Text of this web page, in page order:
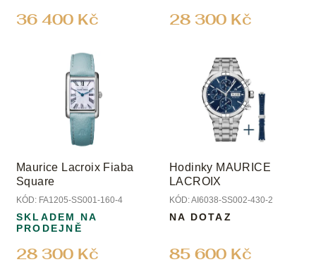
ů
36 400 Kč 28 300 Kč
Maurice Lacroix Fiaba
Square
KÓD: FA1205-SS001-160-4
28 300 Kč
SKLADEM NA
PRODEJNĚ
Hodinky MAURICE
LACROIX
KÓD:AI6038-SS002-430-2
85 600 Kč
NA DOTAZ